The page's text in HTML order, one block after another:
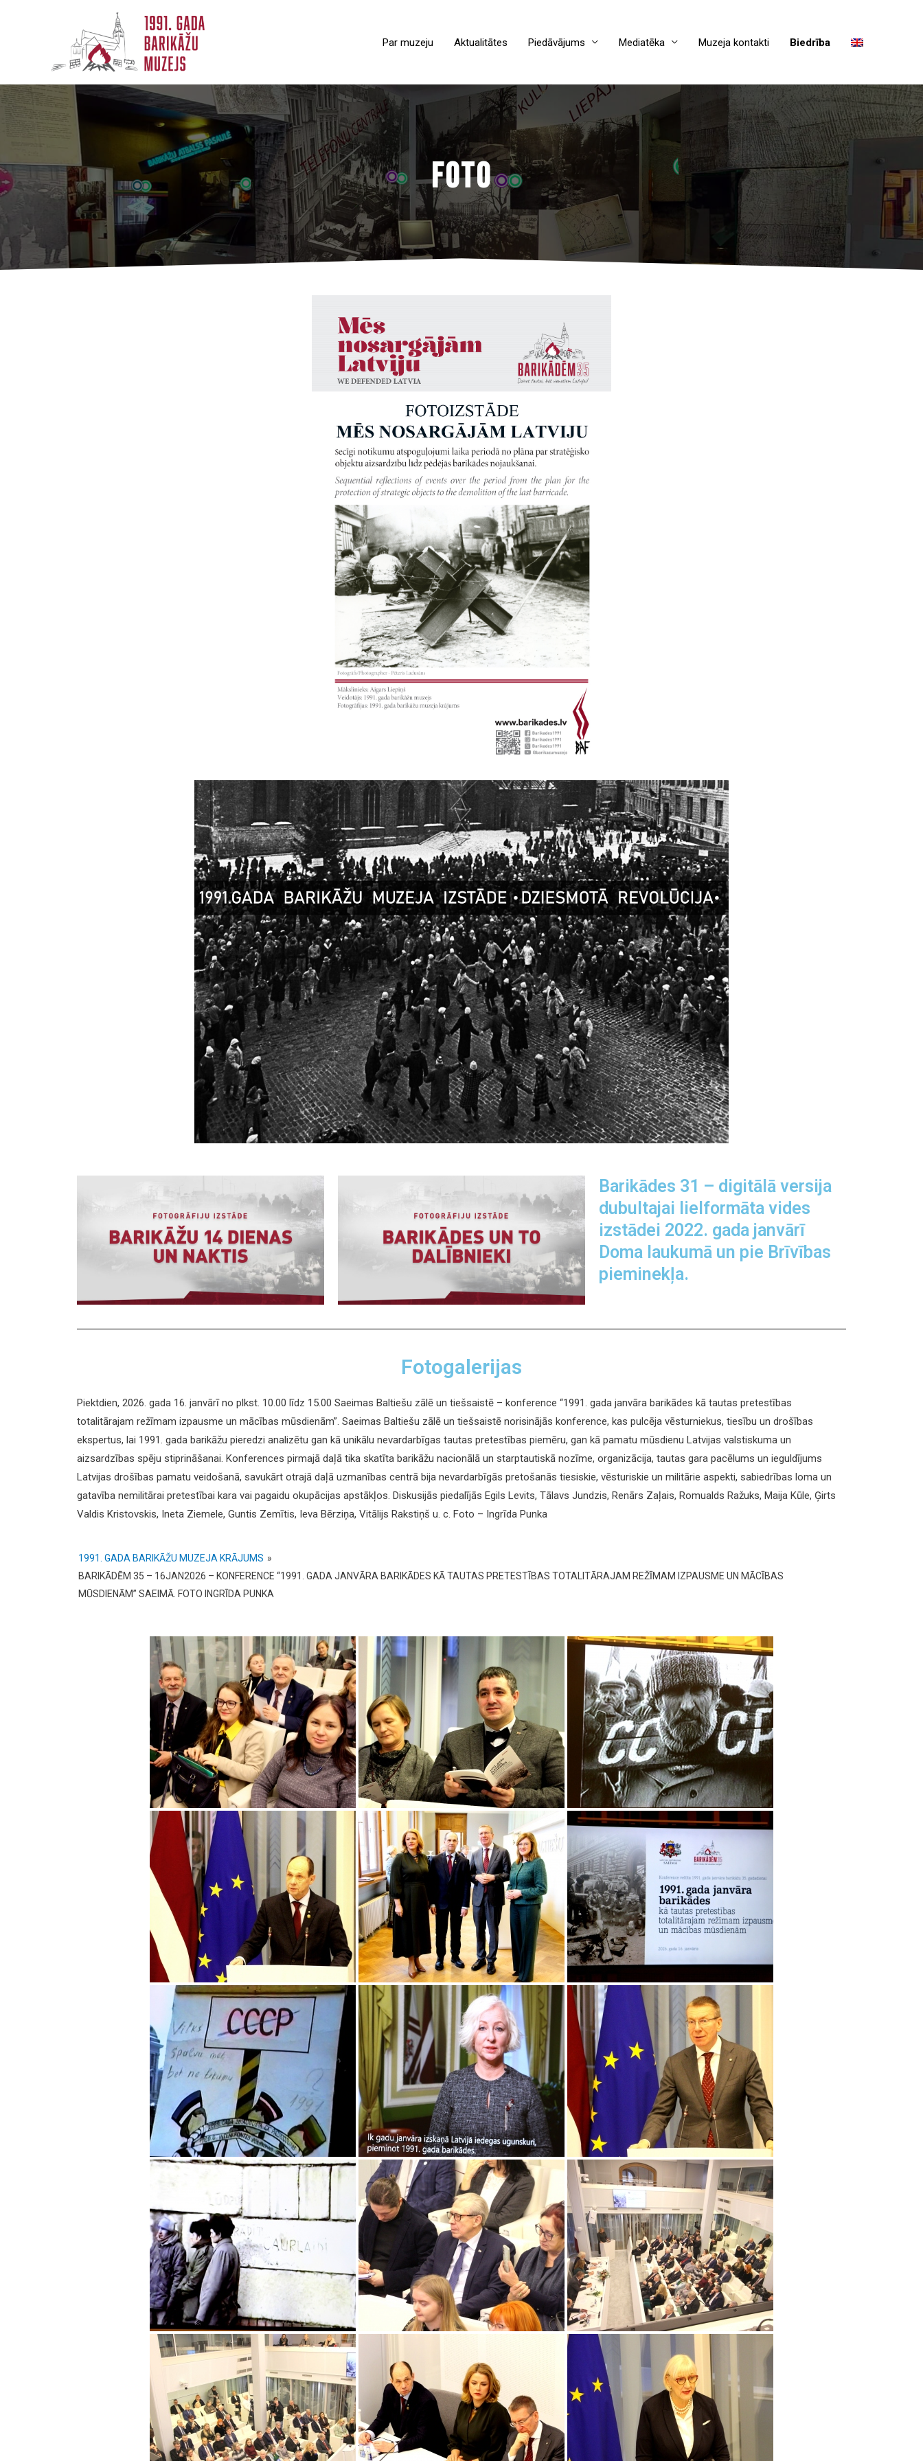
Par muzeju Aktualitātes Piedāvājums Mediatēka Muzeja kontakti Biedrība
FOTO
Barikādes 31 – digitālā versija
dubultajai lielformāta vides
izstādei 2022. gada janvārī
Doma laukumā un pie Brīvības
pieminekļa.
Fotogalerijas
Piektdien, 2026. gada 16. janvārī no plkst. 10.00 līdz 15.00 Saeimas Baltiešu zālē un tiešsaistē – konference “1991. gada janvāra barikādes kā tautas pretestības
totalitārajam režīmam izpausme un mācības mūsdienām”. Saeimas Baltiešu zālē un tiešsaistē norisinājās konference, kas pulcēja vēsturniekus, tiesību un drošības
ekspertus, lai 1991. gada barikāžu pieredzi analizētu gan kā unikālu nevardarbīgas tautas pretestības piemēru, gan kā pamatu mūsdienu Latvijas valstiskuma un
aizsardzības spēju stiprināšanai. Konferences pirmajā daļā tika skatīta barikāžu nacionālā un starptautiskā nozīme, organizācija, tautas gara pacēlums un ieguldījums
Latvijas drošības pamatu veidošanā, savukārt otrajā daļā uzmanības centrā bija nevardarbīgās pretošanās tiesiskie, vēsturiskie un militārie aspekti, sabiedrības loma un
gatavība nemilitārai pretestībai kara vai pagaidu okupācijas apstākļos. Diskusijās piedalījās Egils Levits, Tālavs Jundzis, Renārs Zaļais, Romualds Ražuks, Maija Kūle, Ģirts
Valdis Kristovskis, Ineta Ziemele, Guntis Zemītis, Ieva Bērziņa, Vitālijs Rakstiņš u. c. Foto – Ingrīda Punka
1991. GADA BARIKĀŽU MUZEJA KRĀJUMS »
BARIKĀDĒM 35 – 16JAN2026 – KONFERENCE “1991. GADA JANVĀRA BARIKĀDES KĀ TAUTAS PRETESTĪBAS TOTALITĀRAJAM REŽĪMAM IZPAUSME UN MĀCĪBAS
MŪSDIENĀM” SAEIMĀ. FOTO INGRĪDA PUNKA